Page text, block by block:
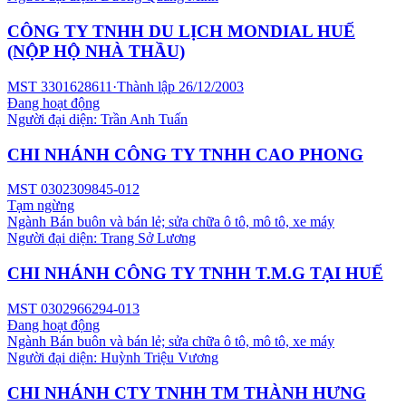
CÔNG TY TNHH DU LỊCH MONDIAL HUẾ
(NỘP HỘ NHÀ THẦU)
MST 3301628611 ·Thành lập 26/12/2003
Đang hoạt động
Người đại diện: Trần Anh Tuấn
CHI NHÁNH CÔNG TY TNHH CAO PHONG
MST 0302309845-012
Tạm ngừng
Ngành Bán buôn và bán lẻ; sửa chữa ô tô, mô tô, xe máy
Người đại diện: Trang Sở Lương
CHI NHÁNH CÔNG TY TNHH T.M.G TẠI HUẾ
MST 0302966294-013
Đang hoạt động
Ngành Bán buôn và bán lẻ; sửa chữa ô tô, mô tô, xe máy
Người đại diện: Huỳnh Triệu Vương
CHI NHÁNH CTY TNHH TM THÀNH HƯNG